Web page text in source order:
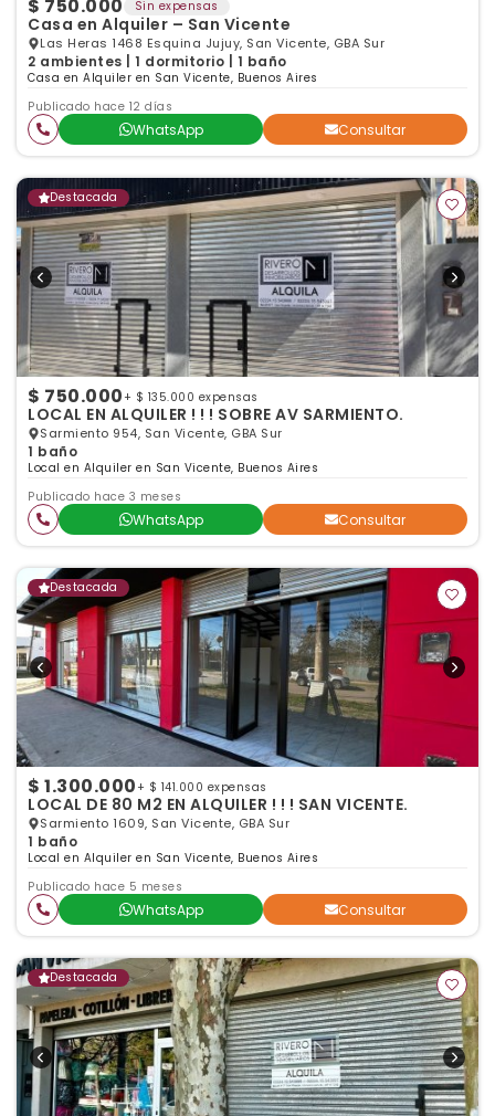
$ 750.000 Sin expensas
Casa en Alquiler – San Vicente
Las Heras 1468 Esquina Jujuy, San Vicente, GBA Sur
2 ambientes | 1 dormitorio | 1 baño
Casa en Alquiler en San Vicente, Buenos Aires
Publicado hace 12 días
WhatsApp Consultar
Destacada
$ 750.000 + $ 135.000 expensas
LOCAL EN ALQUILER ! ! ! SOBRE AV SARMIENTO.
Sarmiento 954, San Vicente, GBA Sur
1 baño
Local en Alquiler en San Vicente, Buenos Aires
Publicado hace 3 meses
WhatsApp Consultar
Destacada
$ 1.300.000 + $ 141.000 expensas
LOCAL DE 80 M2 EN ALQUILER ! ! ! SAN VICENTE.
Sarmiento 1609, San Vicente, GBA Sur
1 baño
Local en Alquiler en San Vicente, Buenos Aires
Publicado hace 5 meses
WhatsApp Consultar
Destacada